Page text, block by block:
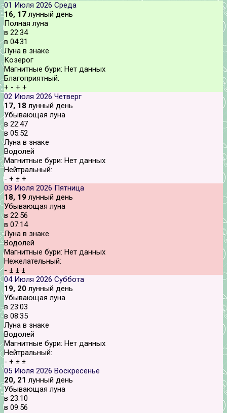
01 Июля 2026 Среда
16, 17 лунный день
Полная луна
в 22:34
в 04:31
Луна в знаке
Козерог
Магнитные бури: Нет данных
Благоприятный:
+ - + +
02 Июля 2026 Четверг
17, 18 лунный день
Убывающая луна
в 22:47
в 05:52
Луна в знаке
Водолей
Магнитные бури: Нет данных
Нейтральный:
- + ± +
03 Июля 2026 Пятница
18, 19 лунный день
Убывающая луна
в 22:56
в 07:14
Луна в знаке
Водолей
Магнитные бури: Нет данных
Нежелательный:
- ± ± ±
04 Июля 2026 Суббота
19, 20 лунный день
Убывающая луна
в 23:03
в 08:35
Луна в знаке
Водолей
Магнитные бури: Нет данных
Нейтральный:
- + ± ±
05 Июля 2026 Воскресенье
20, 21 лунный день
Убывающая луна
в 23:10
в 09:56